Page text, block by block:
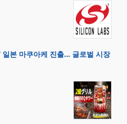
일본 마쿠아케 진출… 글로벌 시장